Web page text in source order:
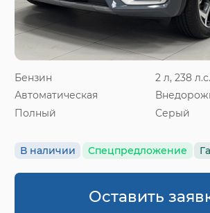
Бензин
2 л, 238 л.с.
Автоматическая
Полный
Серый
В наличии Спецпредложение
Оставить